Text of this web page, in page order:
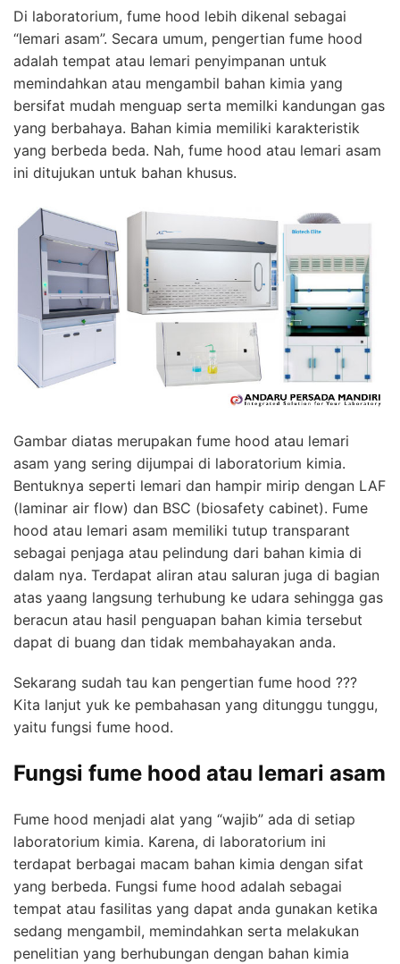
Di laboratorium, fume hood lebih dikenal sebagai
“lemari asam”. Secara umum, pengertian fume hood
adalah tempat atau lemari penyimpanan untuk
memindahkan atau mengambil bahan kimia yang
bersifat mudah menguap serta memilki kandungan gas
yang berbahaya. Bahan kimia memiliki karakteristik
yang berbeda beda. Nah, fume hood atau lemari asam
ini ditujukan untuk bahan khusus.
Gambar diatas merupakan fume hood atau lemari
asam yang sering dijumpai di laboratorium kimia.
Bentuknya seperti lemari dan hampir mirip dengan LAF
(laminar air flow) dan BSC (biosafety cabinet). Fume
hood atau lemari asam memiliki tutup transparant
sebagai penjaga atau pelindung dari bahan kimia di
dalam nya. Terdapat aliran atau saluran juga di bagian
atas yaang langsung terhubung ke udara sehingga gas
beracun atau hasil penguapan bahan kimia tersebut
dapat di buang dan tidak membahayakan anda.
Sekarang sudah tau kan pengertian fume hood ???
Kita lanjut yuk ke pembahasan yang ditunggu tunggu,
yaitu fungsi fume hood.
Fungsi fume hood atau lemari asam
Fume hood menjadi alat yang “wajib” ada di setiap
laboratorium kimia. Karena, di laboratorium ini
terdapat berbagai macam bahan kimia dengan sifat
yang berbeda. Fungsi fume hood adalah sebagai
tempat atau fasilitas yang dapat anda gunakan ketika
sedang mengambil, memindahkan serta melakukan
penelitian yang berhubungan dengan bahan kimia